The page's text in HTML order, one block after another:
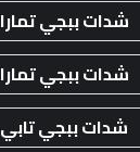
شدات ببجي تمارا
شدات ببجي تمارا
شدات ببجي تابي